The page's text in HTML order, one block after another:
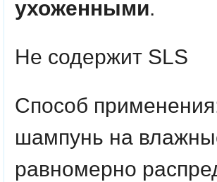
ухоженными.
Не содержит SLS
Способ
шампунь на
равномерно